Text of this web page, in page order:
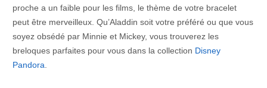
proche a un faible pour les films, le thème de votre bracelet
peut être merveilleux. Qu’Aladdin soit votre préféré ou que vous
soyez obsédé par Minnie et Mickey, vous trouverez les
breloques parfaites pour vous dans la collection Disney
Pandora